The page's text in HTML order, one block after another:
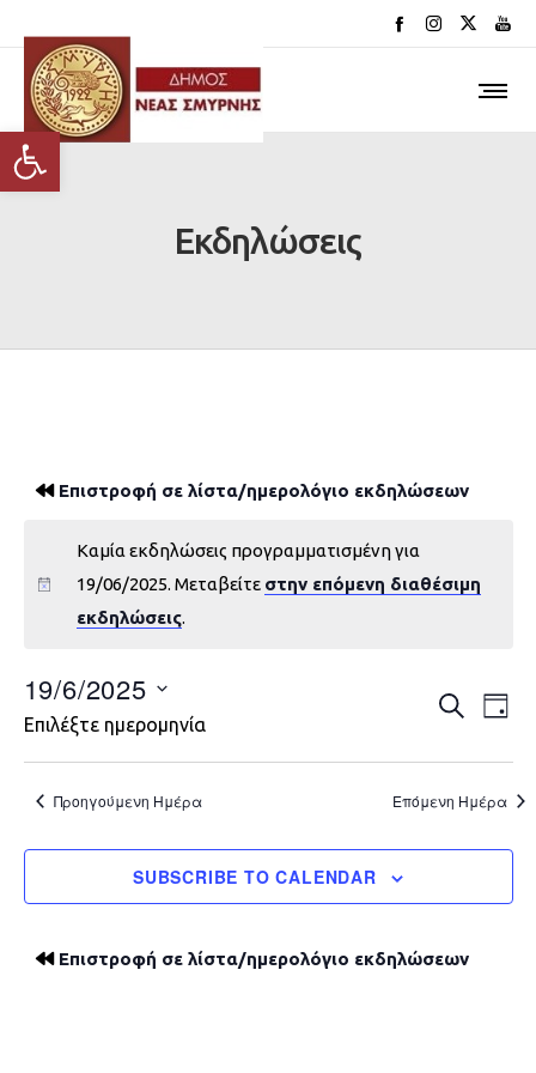
Ανοίξτε τη γραμμή εργαλείων
Εκδηλώσεις
Επιστροφή σε λίστα/ημερολόγιο εκδηλώσεων
Καμία εκδηλώσεις προγραμματισμένη για
19/06/2025. Μεταβείτε στην επόμενη διαθέσιμη
εκδηλώσεις.
Search
and
Views
DAY
19/6/2025
Επιλέξτε ημερομηνία
Προηγούμενη Ημέρα Επόμενη Ημέρα
SUBSCRIBE TO CALENDAR
Επιστροφή σε λίστα/ημερολόγιο εκδηλώσεων